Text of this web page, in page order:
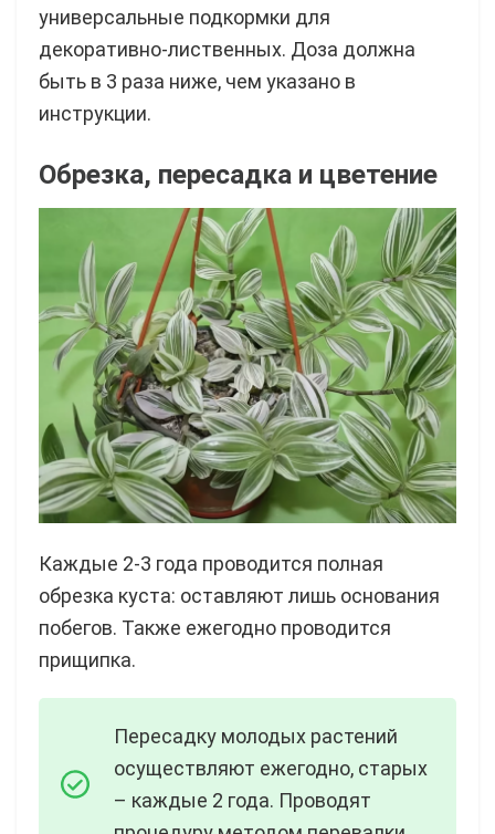
универсальные подкормки для
декоративно-лиственных. Доза должна
быть в 3 раза ниже, чем указано в
инструкции.
Обрезка, пересадка и цветение
Каждые 2-3 года проводится полная
обрезка куста: оставляют лишь основания
побегов. Также ежегодно проводится
прищипка.
Пересадку молодых растений
осуществляют ежегодно, старых
– каждые 2 года. Проводят